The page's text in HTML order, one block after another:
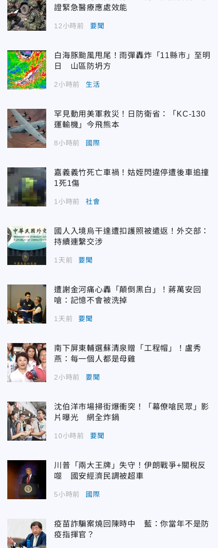
證緊急醫療應處效能
12小時前 要聞
白海豚颱風甩尾！雨彈轟炸「11縣市」至明
日 山區防坍方
2小時前 生活
罕見動用美軍救災！日防衛省：「KC-130
運輸機」今飛熊本
8小時前 國際
嘉義義竹死亡車禍！姑姪閃違停遭後車追撞
1死1傷
1小時前 社會
國人入境烏干達遭扣護照被遣返！外交部：
持續連繫交涉
1天前 要聞
遭謝金河痛心轟「顛倒黑白」！蔣萬安回
嗆：記憶不會被洗掉
1天前 要聞
南下屏東輔選蘇清泉贈「工程帽」！盧秀
燕：每一個人都是母雞
2小時前 要聞
沈伯洋市場掃街爆衝突！「幕僚嗆民眾」影
片曝光 網全炸鍋
10小時前 要聞
川普「兩大王牌」失守！伊朗戰爭+關稅反
噬 國安經濟民調被超車
5小時前 國際
疫苗詐騙案燒回陳時中 藍：你當年不是防
疫指揮官？